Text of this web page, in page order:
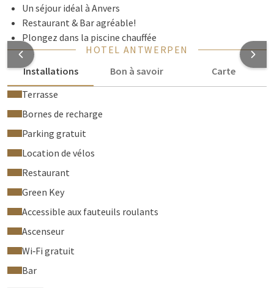
Un séjour idéal à Anvers
Restaurant & Bar agréable!
Plongez dans la piscine chauffée
HOTEL ANTWERPEN
Installations
Bon à savoir
Carte
Terrasse
Bornes de recharge
Parking gratuit
Location de vélos
Restaurant
Green Key
Accessible aux fauteuils roulants
Ascenseur
Wi‑Fi gratuit
Bar